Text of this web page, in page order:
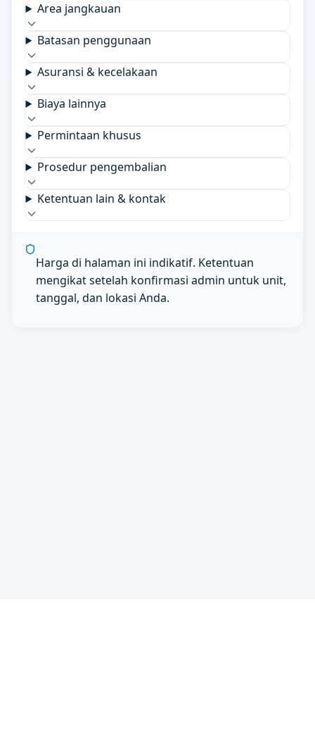
Area jangkauan
Batasan penggunaan
Asuransi & kecelakaan
Biaya lainnya
Permintaan khusus
Prosedur pengembalian
Ketentuan lain & kontak
Harga di halaman ini indikatif. Ketentuan
mengikat setelah konfirmasi admin untuk unit,
tanggal, dan lokasi Anda.